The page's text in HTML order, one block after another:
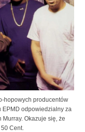
hopowych producentów
EPMD odpowiedzialny za
Okazuje się, że
50 Cent.